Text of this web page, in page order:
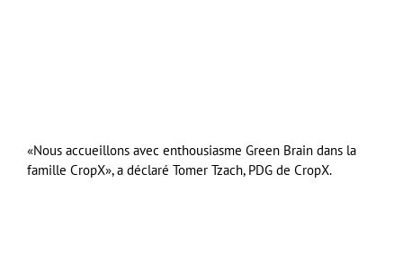
«Nous accueillons avec enthousiasme Green Brain dans la
famille CropX», a déclaré Tomer Tzach, PDG de CropX.